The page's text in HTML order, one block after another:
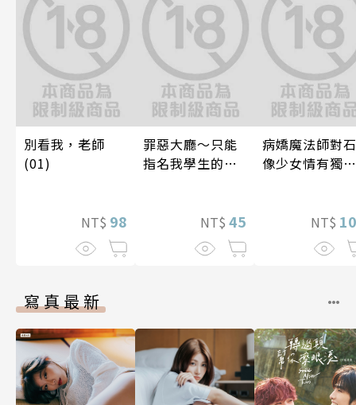
別看我，老師
(01)
NT$ 98
罪惡大廳～只能
指名我學生的店
NT$ 45
病嬌魔法師對石
像少女情有獨鍾
畫版】(1)NT$
寫真最新